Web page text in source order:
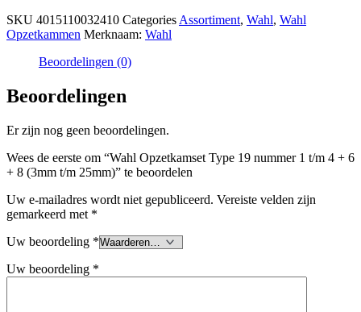
SKU 4015110032410 Categories Assortiment, Wahl, Wahl
Opzetkammen Merknaam: Wahl
Beoordelingen (0)
Beoordelingen
Er zijn nog geen beoordelingen.
Wees de eerste om “Wahl Opzetkamset Type 19 nummer 1 t/m 4 + 6
+ 8 (3mm t/m 25mm)” te beoordelen
Uw e-mailadres wordt niet gepubliceerd. Vereiste velden zijn
gemarkeerd met *
Uw beoordeling *
Uw beoordeling *